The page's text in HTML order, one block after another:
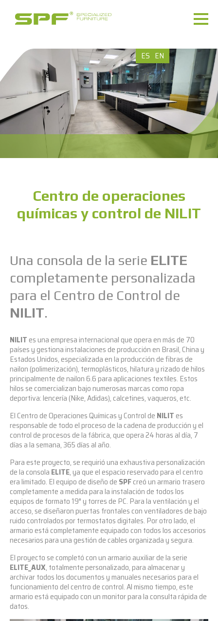
ES EN
Centro de operaciones
químicas y control de NILIT
Una consola de la serie ELITE
completamente personalizada
para el Centro de Control de
NILIT.
NILIT es una empresa internacional que opera en más de 70
países y gestiona instalaciones de producción en Brasil, China y
Estados Unidos, especializada en la producción de fibras de
nailon (polimerización), termoplásticos, hilatura y rizado de hilos
principalmente de nailon 6.6 para aplicaciones textiles. Estos
hilos se comercializan bajo numerosas marcas como ropa
deportiva: lencería (Nike, Adidas), calcetines, vaqueros, etc.
El Centro de Operaciones Químicas y Control de NILIT es
responsable de todo el proceso de la cadena de producción y el
control de procesos de la fábrica, que opera 24 horas al día, 7
días a la semana, 365 días al año.
Para este proyecto, se requirió una exhaustiva personalización
de la consola ELITE, ya que el espacio reservado para el centro
era limitado. El equipo de diseño de SPFcreó un armario trasero
completamente a medida para la instalación de todos los
equipos de formato 19″ y torres de PC. Para la ventilación y el
acceso, se diseñaron puertas frontales con ventiladores de bajo
ruido controlados por termostatos digitales. Por otro lado, el
armario está completamente equipado con todos los accesorios
necesarios para una gestión de cables organizada y segura.
El proyecto se completó con un armario auxiliar de la serie
ELITE_AUX, totalmente personalizado, para almacenar y
archivar todos los documentos y manuales necesarios para el
funcionamiento del centro de control. Al mismo tiempo, este
armario está equipado con un monitor para la consulta rápida de
datos.